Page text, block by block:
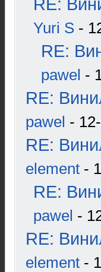
RE:
Yuri S -
RE:
pawel -
RE:
pawel -
RE:
element -
RE:
pawel -
RE:
element -